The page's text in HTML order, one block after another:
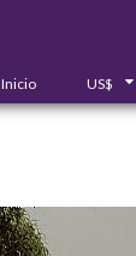
Inicio US$